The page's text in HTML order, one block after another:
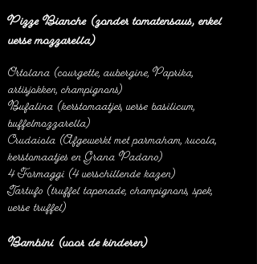
Pizze Bianche (zonder tomatensaus, enkel
verse mozzarella)
Ortolana (courgette, aubergine, Paprika,
artisjokken, champignons)
Bufalina (kerstomaatjes, verse basilicum,
buffelmozzarella)
Crudaiola (Afgewerkt met parmaham, rucola,
kerstomaatjes en Grana Padano)
4 Formaggi (4 verschillende kazen)
Tartufo (truffel tapenade, champignons, spek,
verse truffel)
Bambini (voor de kinderen)